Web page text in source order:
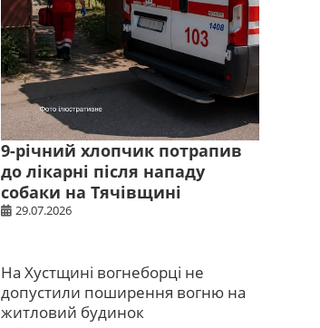
9-річний хлопчик потрапив
до лікарні після нападу
собаки на Тячівщині
29.07.2026
На Хустщині вогнеборці не
допустили поширення вогню на
житловий будинок